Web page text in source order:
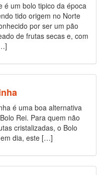
é um bolo tipico da época
tido origem no Norte
por ser um pão
de frutas secas e, com
é uma boa alternativa
Rei. Para quem não
cristalizadas, o Bolo
dia, este […]